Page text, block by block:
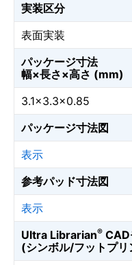
実装区分
表面実装
パッケージ寸法
幅×長さ×高さ (mm)
3.1×3.3×0.85
パッケージ寸法図
表示
参考パッド寸法図
表示
Ultra Librarian® CAD
(シンボル/フットプ